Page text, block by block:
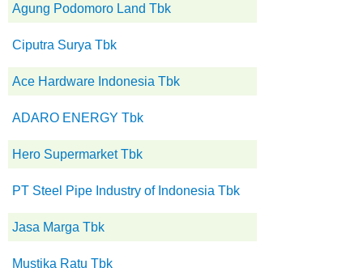
Agung Podomoro Land Tbk
Ciputra Surya Tbk
Ace Hardware Indonesia Tbk
ADARO ENERGY Tbk
Hero Supermarket Tbk
PT Steel Pipe Industry of Indonesia Tbk
Jasa Marga Tbk
Mustika Ratu Tbk